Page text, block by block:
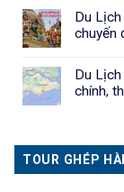
Du
chuyến
Du
chính,
TOUR GHÉP